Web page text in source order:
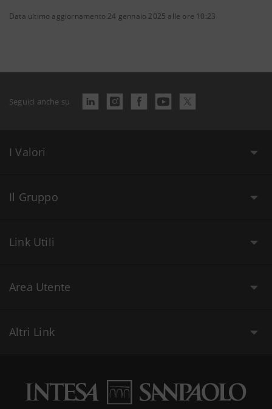
Data ultimo aggiornamento 24 gennaio 2025 alle ore 10:23
Seguici anche su
I Valori
Il Gruppo
Link Utili
Area Utente
Altri Link